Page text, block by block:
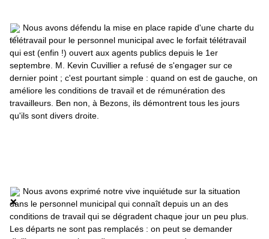
Nous avons défendu la mise en place rapide d'une charte du
télétravail pour le personnel municipal avec le forfait télétravail
qui est (enfin !) ouvert aux agents publics depuis le 1er
septembre. M. Kevin Cuvillier a refusé de s'engager sur ce
dernier point ; c'est pourtant simple : quand on est de gauche, on
améliore les conditions de travail et de rémunération des
travailleurs. Ben non, à Bezons, ils démontrent tous les jours
qu'ils sont divers droite.
Nous avons exprimé notre vive inquiétude sur la situation
dans le personnel municipal qui connaît depuis un an des
conditions de travail qui se dégradent chaque jour un peu plus.
Les départs ne sont pas remplacés : on peut se demander